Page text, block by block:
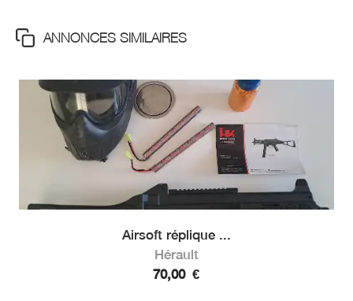
ANNONCES SIMILAIRES
Airsoft réplique ...
Hérault
70,00 €